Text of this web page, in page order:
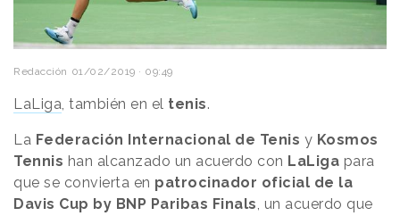
Redacción 01/02/2019 · 09:49
LaLiga, también en el tenis.
La Federación Internacional de Tenis y Kosmos
Tennis han alcanzado un acuerdo con LaLiga para
que se convierta en patrocinador oficial de la
Davis Cup by BNP Paribas Finals, un acuerdo que